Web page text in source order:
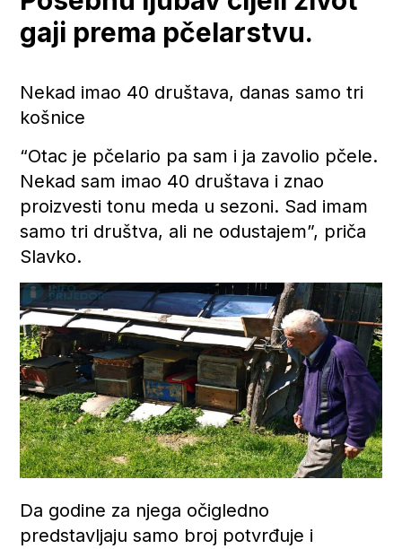
gaji prema pčelarstvu.
Nekad imao 40 društava, danas samo tri
košnice
“Otac je pčelario pa sam i ja zavolio pčele.
Nekad sam imao 40 društava i znao
proizvesti tonu meda u sezoni. Sad imam
samo tri društva, ali ne odustajem”, priča
Slavko.
Da godine za njega očigledno
predstavljaju samo broj potvrđuje i